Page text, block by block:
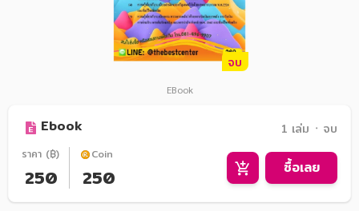
จบ
EBook
Ebook 1 เล่ม ᛫ จบ
ราคา (฿)
250
Coin
250 ซื้อเลย